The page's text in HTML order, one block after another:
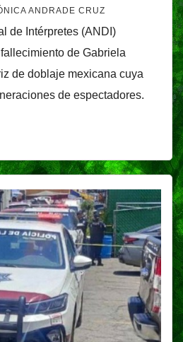
ANDRADE CRUZ
de Intérpretes (ANDI)
de Gabriela
de doblaje mexicana cuya
de espectadores.